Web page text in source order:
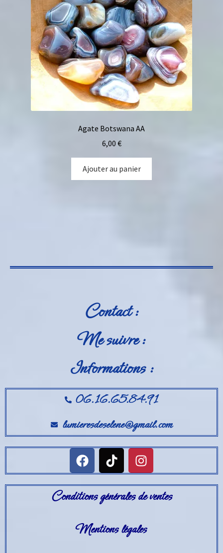
Agate Botswana AA
6,00 €
Ajouter au panier
Contact :
Me suivre :
Informations :
06.16.65.84.91
lumieresdeselene@gmail.com
Conditions générales de ventes
Mentions légales